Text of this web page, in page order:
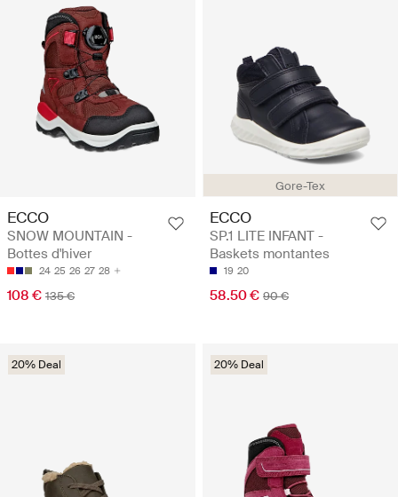
ECCO
SNOW MOUNTAIN -
Bottes d'hiver
24 25 26 27 28
108 € 135 €
Gore-Tex
ECCO
SP.1 LITE INFANT -
Baskets montantes
19 20
58.50 € 90 €
20% Deal 20% Deal